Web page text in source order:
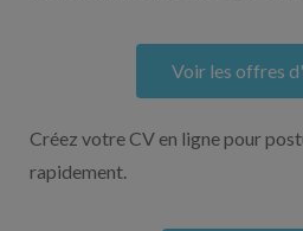
Voir les offres
Créez votre CV en ligne pour
rapidement.